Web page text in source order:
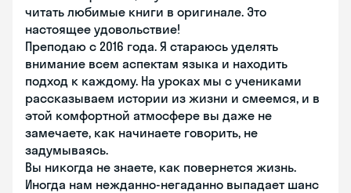
читать любимые книги в оригинале. Это
настоящее удовольствие!
Преподаю с 2016 года. Я стараюсь уделять
внимание всем аспектам языка и находить
подход к каждому. На уроках мы с учениками
рассказываем истории из жизни и смеемся, и в
этой комфортной атмосфере вы даже не
замечаете, как начинаете говорить, не
задумываясь.
Вы никогда не знаете, как повернется жизнь.
Иногда нам нежданно-негаданно выпадает шанс